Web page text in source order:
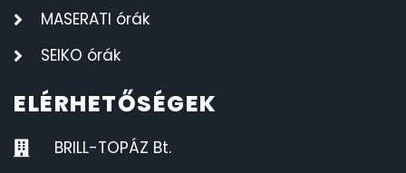
MASERATI órák
SEIKO órák
ELÉRHETŐSÉGEK
BRILL-TOPÁZ Bt.